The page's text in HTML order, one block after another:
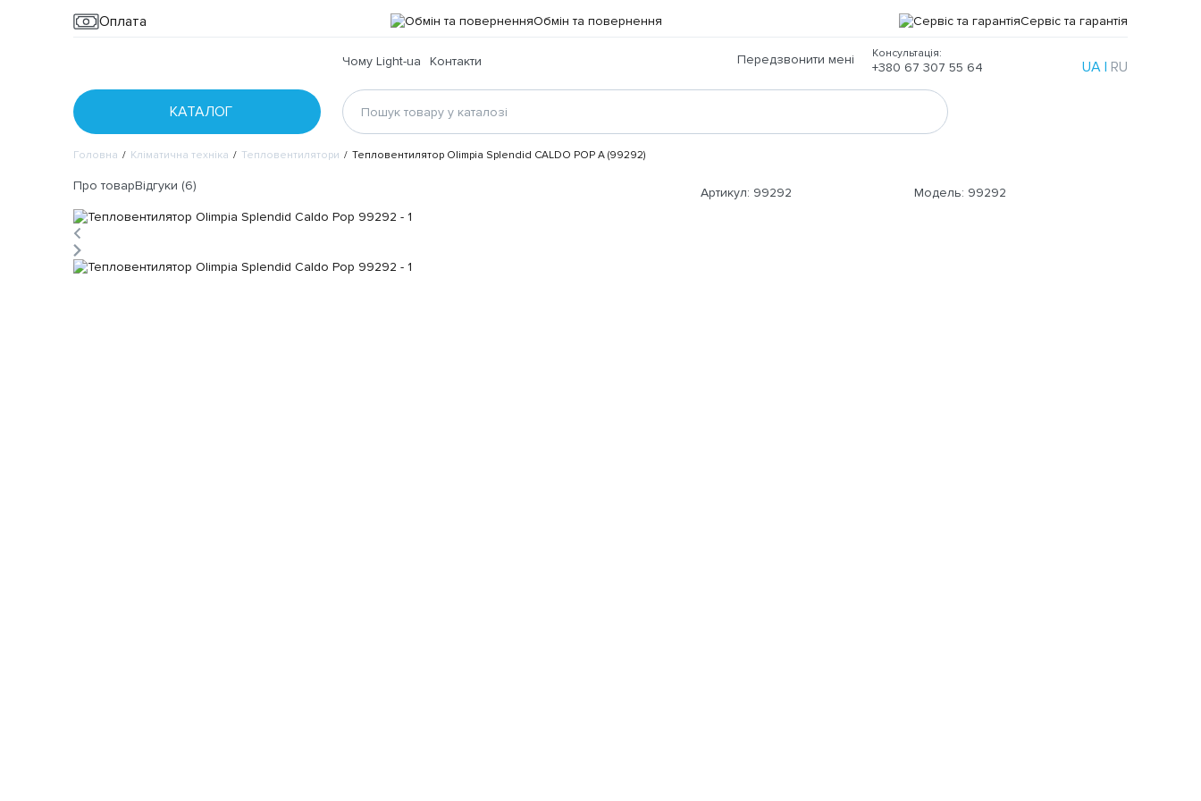
Оплата Обмін та повернення Сервіс та гарантія
Чому Light-ua Контакти Передзвонити мені Консультація:
+380 67 307 55 64 UA | RU
КАТАЛОГ
Головна Кліматична техніка Тепловентилятори Тепловентилятор Olimpia Splendid CALDO POP A (99292)
Про товарВідгуки (6) Артикул: 99292 Модель: 99292